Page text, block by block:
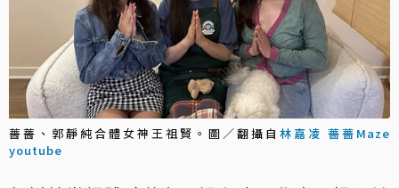
薔薔、郭靜純合體女神王祖賢。圖／翻攝自 林嘉凌 薔薔Maze
youtube